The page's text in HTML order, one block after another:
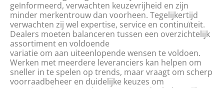
geïnformeerd, verwachten keuzevrijheid en zijn
minder merkentrouw dan voorheen. Tegelijkertijd
verwachten zij wel expertise, service en continuïteit.
Dealers moeten balanceren tussen een overzichtelijk
assortiment en voldoende
variatie om aan uiteenlopende wensen te voldoen.
Werken met meerdere leveranciers kan helpen om
sneller in te spelen op trends, maar vraagt om scherp
voorraadbeheer en duidelijke keuzes om